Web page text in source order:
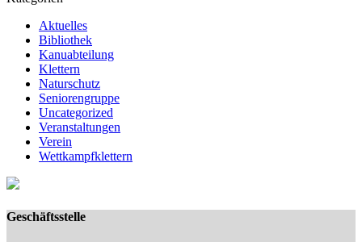
Aktuelles
Bibliothek
Kanuabteilung
Klettern
Naturschutz
Seniorengruppe
Uncategorized
Veranstaltungen
Verein
Wettkampfklettern
Geschäftsstelle